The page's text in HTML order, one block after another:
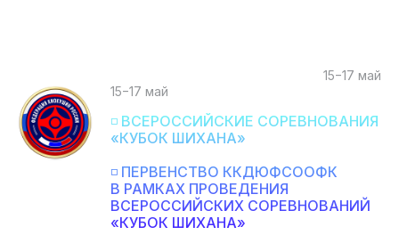
15−17 май
15−17 май
◽ ВСЕРОССИЙСКИЕ СОРЕВНОВАНИЯ
«КУБОК ШИХАНА»
◽ ПЕРВЕНСТВО ККДЮФСООФК
В РАМКАХ ПРОВЕДЕНИЯ
ВСЕРОССИЙСКИХ СОРЕВНОВАНИЙ
«КУБОК ШИХАНА»